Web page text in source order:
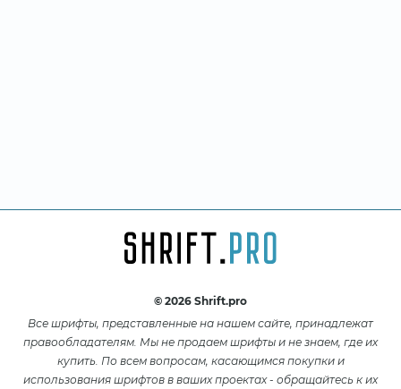
© 2026 Shrift.pro
Все шрифты, представленные на нашем сайте, принадлежат
правообладателям. Мы не продаем шрифты и не знаем, где их
купить. По всем вопросам, касающимся покупки и
использования шрифтов в ваших проектах - обращайтесь к их